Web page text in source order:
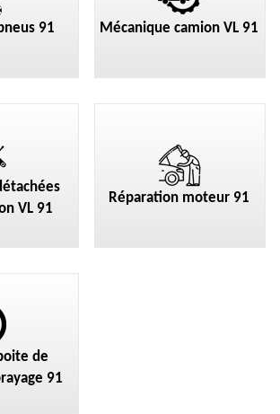
91 Mécanique camion VL 91
VL 91
Réparation moteur 91
de
91